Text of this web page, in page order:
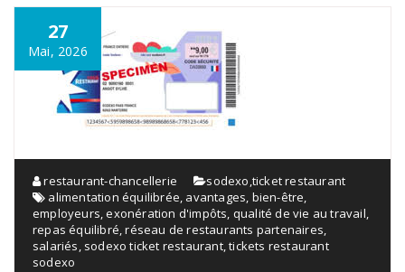
27
Mai, 2026
restaurant-chancellerie sodexo,ticket restaurant
alimentation équilibrée, avantages, bien-être,
employeurs,exonération d'impôts, qualité de vie au travail,
repas équilibré,réseau de restaurants partenaires,
salariés, sodexo ticket restaurant,tickets restaurant
sodexo